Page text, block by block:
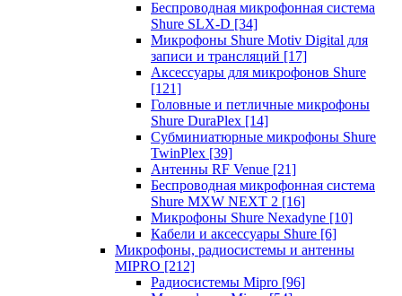
Беспроводная микрофонная система
Shure SLX-D [34]
Микрофоны Shure Motiv Digital для
записи и трансляций [17]
Аксессуары для микрофонов Shure
[121]
Головные и петличные микрофоны
Shure DuraPlex [14]
Субминиатюрные микрофоны Shure
TwinPlex [39]
Антенны RF Venue [21]
Беспроводная микрофонная система
Shure MXW NEXT 2 [16]
Микрофоны Shure Nexadyne [10]
Кабели и аксессуары Shure [6]
Микрофоны, радиосистемы и антенны
MIPRO [212]
Радиосистемы Mipro [96]